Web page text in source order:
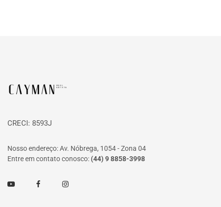
Página inicial
CRECI: 8593J
Nosso endereço: Av. Nóbrega, 1054 - Zona 04
Entre em contato conosco: (44) 9 8858-3998
Youtube FacebookInstagram